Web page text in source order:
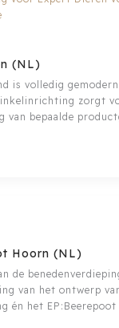
(NL)
is volledig
zorgt
van bepaalde
Hoorn (NL)
de
van het ontwerp
én het